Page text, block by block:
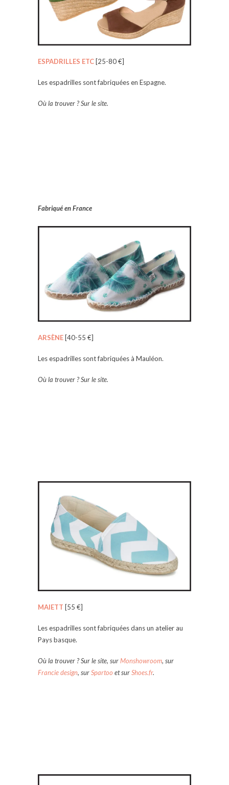
ESPADRILLES ETC [25-80 €]
Les espadrilles sont fabriquées en Espagne.
Où la trouver ? Sur le site.
Fabriqué en France
ARSÈNE [40-55 €]
Les espadrilles sont fabriquées à Mauléon.
Où la trouver ? Sur le site.
MAIETT [55 €]
Les espadrilles sont fabriquées dans un atelier au
Pays basque.
Où la trouver ? Sur le site, surMonshowroom, sur
Francie design, surSpartoo et surShoes.fr.